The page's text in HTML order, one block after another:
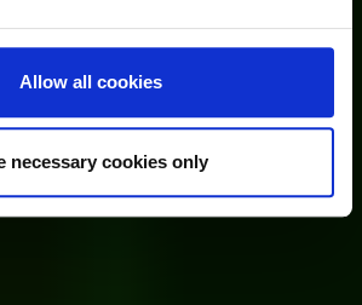
Allow all cookies
necessary cookies only
nachhaltiger Verpackungen wider.